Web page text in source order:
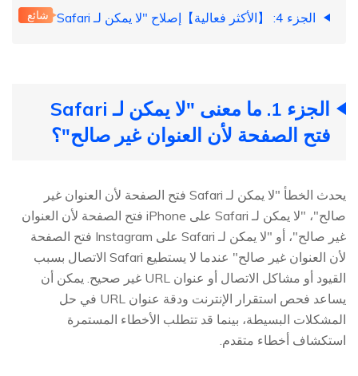
الجزء 4: 【الأكثر فعالية】إصلاح "لا يمكن لـ Safari شائع
الجزء 1. ما معنى "لا يمكن لـ Safari
فتح الصفحة لأن العنوان غير صالح"؟
يحدث الخطأ "لا يمكن لـ Safari فتح الصفحة لأن العنوان غير
صالح"، "لا يمكن لـ Safari على iPhone فتح الصفحة لأن العنوان
غير صالح"، أو "لا يمكن لـ Safari على Instagram فتح الصفحة
لأن العنوان غير صالح" عندما لا يستطيع Safari الاتصال بسبب
القيود أو مشاكل الاتصال أو عنوان URL غير صحيح. يمكن أن
يساعد فحص استقرار الإنترنت ودقة عنوان URL في حل
المشكلات البسيطة، بينما قد تتطلب الأخطاء المستمرة
استكشاف أخطاء متقدم.